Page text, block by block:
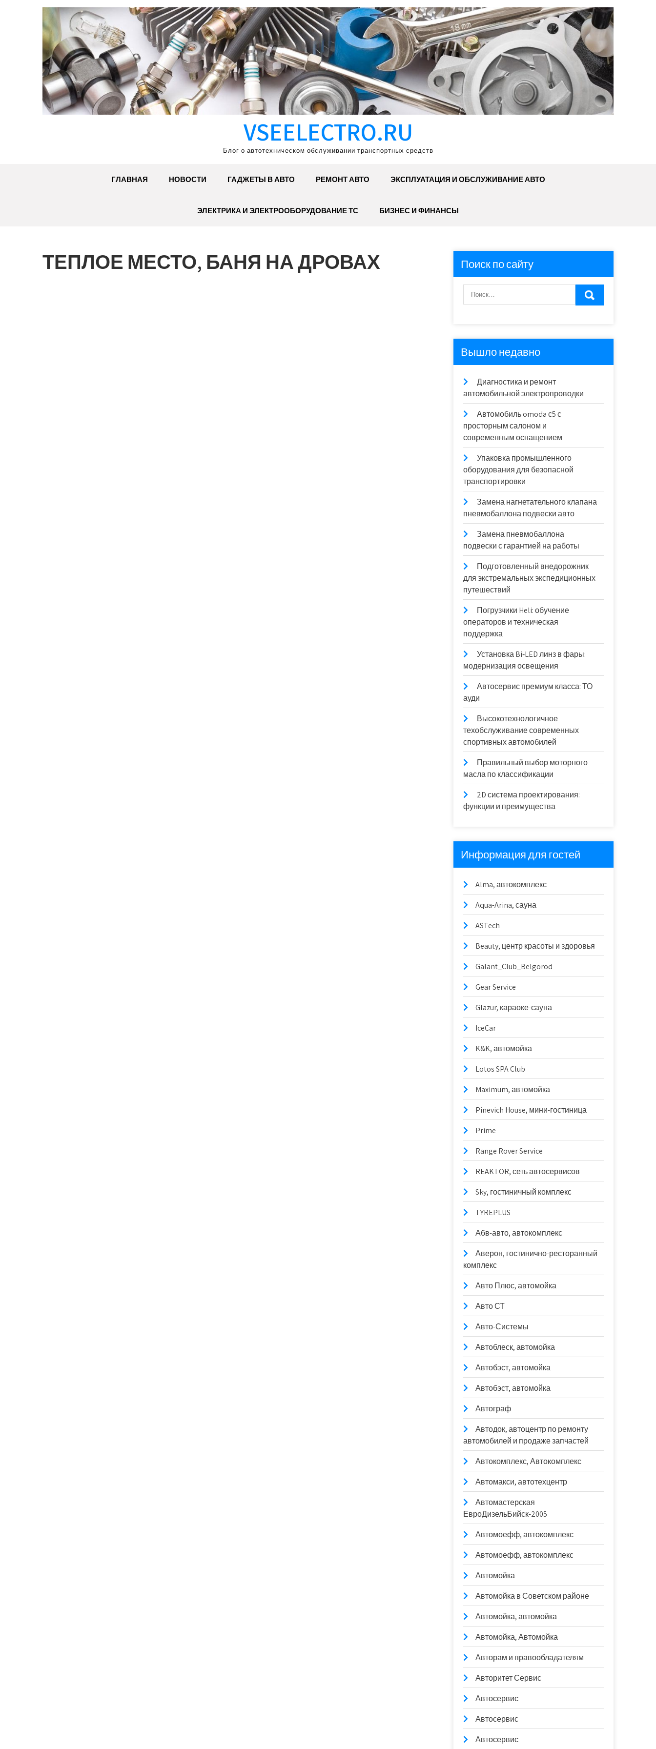
содержимому
VSEELECTRO.RU
Блог о автотехническом обслуживании транспортных средств
ГЛАВНАЯ НОВОСТИ ГАДЖЕТЫ В АВТО РЕМОНТ АВТО ЭКСПЛУАТАЦИЯ И ОБСЛУЖИВАНИЕ АВТО
ЭЛЕКТРИКА И ЭЛЕКТРООБОРУДОВАНИЕ ТС БИЗНЕС И ФИНАНСЫ
ТЕПЛОЕ МЕСТО, БАНЯ НА ДРОВАХ Поиск по сайту
Вышло недавно
Диагностика и ремонт
автомобильной электропроводки
Автомобиль omoda с5 с
просторным салоном и
современным оснащением
Упаковка промышленного
оборудования для безопасной
транспортировки
Замена нагнетательного клапана
пневмобаллона подвески авто
Замена пневмобаллона
подвески с гарантией на работы
Подготовленный внедорожник
для экстремальных экспедиционных
путешествий
Погрузчики Heli: обучение
операторов и техническая
поддержка
Установка Bi‑LED линз в фары:
модернизация освещения
Автосервис премиум класса: ТО
ауди
Высокотехнологичное
техобслуживание современных
спортивных автомобилей
Правильный выбор моторного
масла по классификации
2D система проектирования:
функции и преимущества
Информация для гостей
Alma, автокомплекс
Aqua-Arina, сауна
ASTech
Beauty, центр красоты и здоровья
Galant_Club_Belgorod
Gear Service
Glazur, караоке-сауна
IceCar
K&K, автомойка
Lotos SPA Club
Maximum, автомойка
Pinevich House, мини-гостиница
Prime
Range Rover Service
REAKTOR, сеть автосервисов
Sky, гостиничный комплекс
TYREPLUS
Абв-авто, автокомплекс
Аверон, гостинично-ресторанный
комплекс
Авто Плюс, автомойка
Авто СТ
Авто-Системы
Автоблеск, автомойка
Автобэст, автомойка
Автобэст, автомойка
Автограф
Автодок, автоцентр по ремонту
автомобилей и продаже запчастей
Автокомплекс, Автокомплекс
Автомакси, автотехцентр
Автомастерская
ЕвроДизельБийск-2005
Автомоефф, автокомплекс
Автомоефф, автокомплекс
Автомойка
Автомойка в Советском районе
Автомойка, автомойка
Автомойка, Автомойка
Авторам и правообладателям
Авторитет Сервис
Автосервис
Автосервис
Автосервис